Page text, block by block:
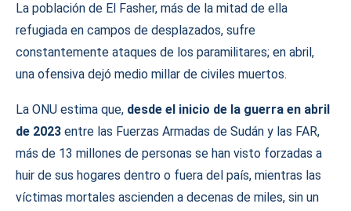
La población de El Fasher, más de la mitad de ella
refugiada en campos de desplazados, sufre
constantemente ataques de los paramilitares; en abril,
una ofensiva dejó medio millar de civiles muertos.
La ONU estima que, desde el inicio de la guerra en abril
de 2023 entre las Fuerzas Armadas de Sudán y las FAR,
más de 13 millones de personas se han visto forzadas a
huir de sus hogares dentro o fuera del país, mientras las
víctimas mortales ascienden a decenas de miles, sin un